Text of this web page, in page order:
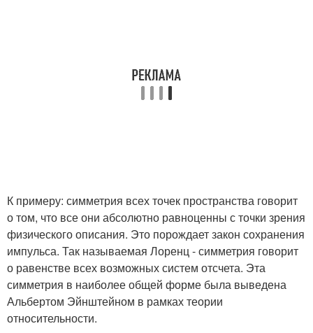
К примеру: симметрия всех точек пространства говорит
о том, что все они абсолютно равноценны с точки зрения
физического описания. Это порождает закон сохранения
импульса. Так называемая Лоренц - симметрия говорит
о равенстве всех возможных систем отсчета. Эта
симметрия в наиболее общей форме была выведена
Альбертом Эйнштейном в рамках теории
относительности.